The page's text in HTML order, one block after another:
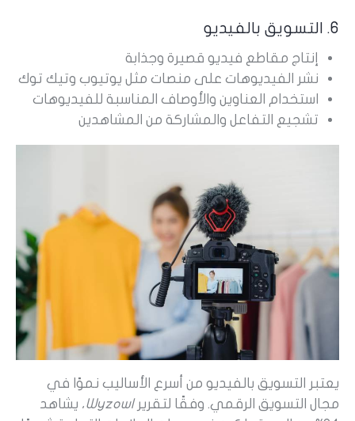
6. التسويق بالفيديو
إنتاج مقاطع فيديو قصيرة وجذابة
نشر الفيديوهات على منصات مثل يوتيوب وتيك توك
استخدام العناوين والأوصاف المناسبة للفيديوهات
تشجيع التفاعل والمشاركة من المشاهدين
يعتبر التسويق بالفيديو من أسرع الأساليب نموًا في
مجال التسويق الرقمي. وفقًا لتقريرWyzowl، يشاهد